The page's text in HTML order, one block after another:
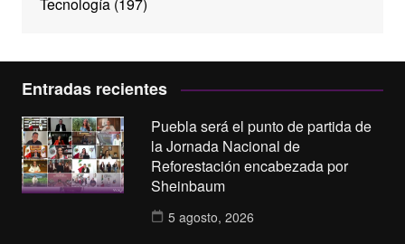
Tecnología(197)
Entradas recientes
Puebla será el punto de partida de
la Jornada Nacional de
Reforestación encabezada por
Sheinbaum
5 agosto, 2026